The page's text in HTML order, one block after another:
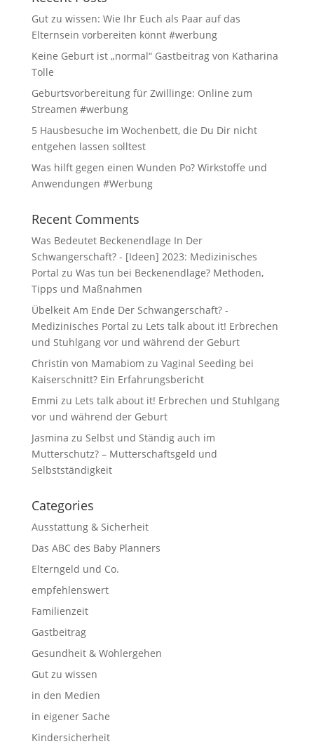
Gut zu wissen: Wie Ihr Euch als Paar auf das
Elternsein vorbereiten könnt #werbung
Keine Geburt ist „normal“ Gastbeitrag von Katharina
Tolle
Geburtsvorbereitung für Zwillinge: Online zum
Streamen #werbung
5 Hausbesuche im Wochenbett, die Du Dir nicht
entgehen lassen solltest
Was hilft gegen einen Wunden Po? Wirkstoffe und
Anwendungen #Werbung
Recent Comments
Was Bedeutet Beckenendlage In Der
Schwangerschaft? - [Ideen] 2023: Medizinisches
Portal zu Was tun bei Beckenendlage? Methoden,
Tipps und Maßnahmen
Übelkeit Am Ende Der Schwangerschaft? -
Medizinisches Portal zu Lets talk about it! Erbrechen
und Stuhlgang vor und während der Geburt
Christin von Mamabiom zu Vaginal Seeding bei
Kaiserschnitt? Ein Erfahrungsbericht
Emmi zu Lets talk about it! Erbrechen und Stuhlgang
vor und während der Geburt
Jasmina zu Selbst und Ständig auch im
Mutterschutz? – Mutterschaftsgeld und
Selbstständigkeit
Categories
Ausstattung & Sicherheit
Das ABC des Baby Planners
Elterngeld und Co.
empfehlenswert
Familienzeit
Gastbeitrag
Gesundheit & Wohlergehen
Gut zu wissen
in den Medien
in eigener Sache
Kindersicherheit